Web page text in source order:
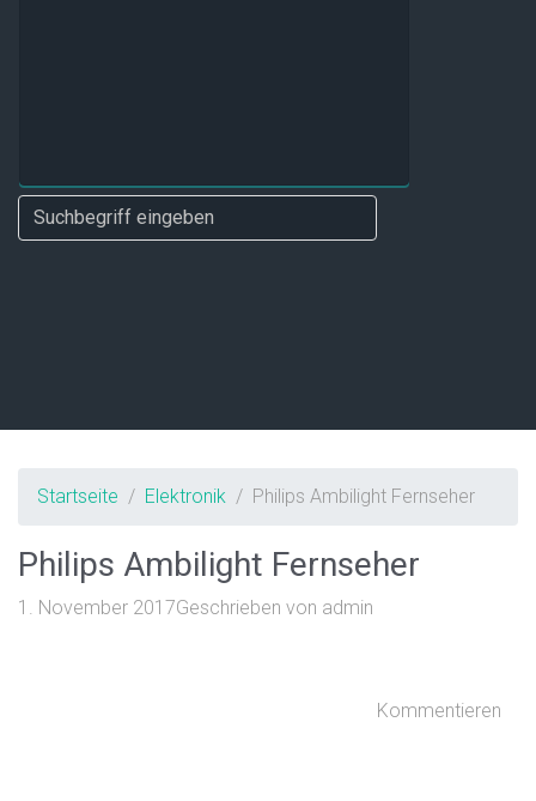
Startseite Elektronik Philips Ambilight Fernseher
Philips Ambilight Fernseher
1. November 2017Geschrieben von admin
Kommentieren